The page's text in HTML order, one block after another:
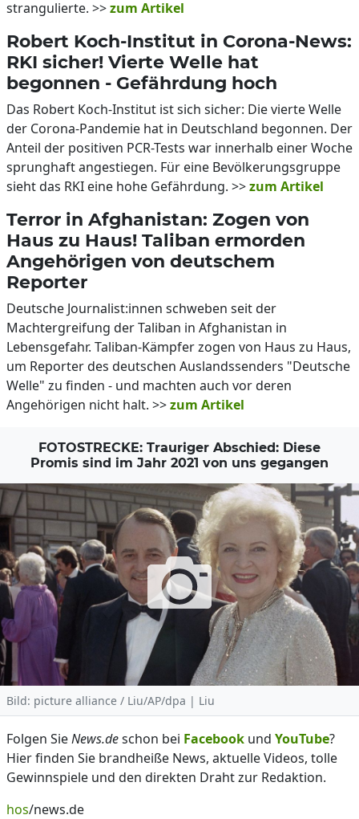
strangulierte. >>zum Artikel
Robert Koch-Institut in Corona-News:
RKI sicher! Vierte Welle hat
begonnen - Gefährdung hoch
Das Robert Koch-Institut ist sich sicher: Die vierte Welle
der Corona-Pandemie hat in Deutschland begonnen. Der
Anteil der positiven PCR-Tests war innerhalb einer Woche
sprunghaft angestiegen. Für eine Bevölkerungsgruppe
sieht das RKI eine hohe Gefährdung. >>zum Artikel
Terror in Afghanistan: Zogen von
Haus zu Haus! Taliban ermorden
Angehörigen von deutschem
Reporter
Deutsche Journalist:innen schweben seit der
Machtergreifung der Taliban in Afghanistan in
Lebensgefahr. Taliban-Kämpfer zogen von Haus zu Haus,
um Reporter des deutschen Auslandssenders "Deutsche
Welle" zu finden - und machten auch vor deren
Angehörigen nicht halt. >>zum Artikel
FOTOSTRECKE: Trauriger Abschied: Diese
Promis sind im Jahr 2021 von uns gegangen
Bild: picture alliance / Liu/AP/dpa | Liu
Folgen SieNews.deschon bei Facebook und YouTube?
Hier finden Sie brandheiße News, aktuelle Videos, tolle
Gewinnspiele und den direkten Draht zur Redaktion.
hos/news.de